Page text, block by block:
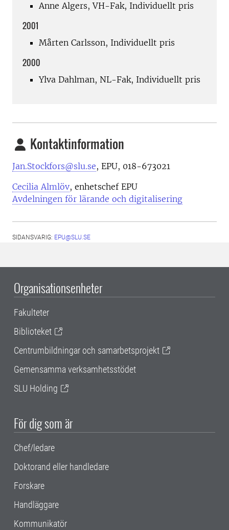
Anne Algers, VH-Fak, Individuellt pris
2001
Mårten Carlsson, Individuellt pris
2000
Ylva Dahlman, NL-Fak, Individuellt pris
Kontaktinformation
Jan.Stockfors@slu.se, EPU, 018-673021
Cecilia Almlöv, enhetschef EPU
Avdelningen för lärande och digitalisering
SIDANSVARIG: EPU@SLU.SE
Organisationsenheter
Fakulteter
Biblioteket
Centrumbildningar och samarbetsprojekt
Gemensamma verksamhetsstödet
SLU Holding
För dig som är
Chef/ledare
Doktorand eller handledare
Forskare
Handläggare
Kommunikatör